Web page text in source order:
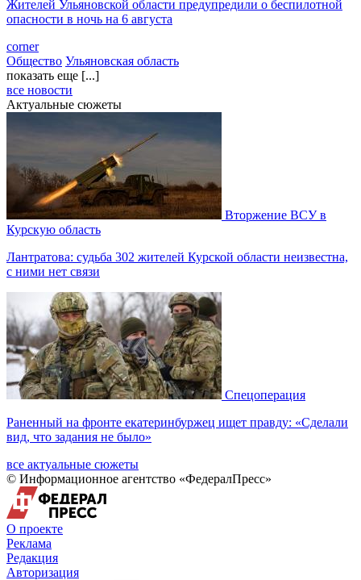
Жителей Ульяновской области предупредили о беспилотной
опасности в ночь на 6 августа
corner
Общество Ульяновская область
показать еще [...]
все новости
Актуальные сюжеты
Вторжение ВСУ в
Курскую область
Лантратова: судьба 302 жителей Курской области неизвестна,
с ними нет связи
Спецоперация
Раненный на фронте екатеринбуржец ищет правду: «Сделали
вид, что задания не было»
все актуальные сюжеты
© Информационное агентство «ФедералПресс»
О проекте
Реклама
Редакция
Авторизация